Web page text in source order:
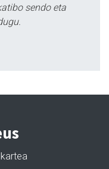
sendo eta